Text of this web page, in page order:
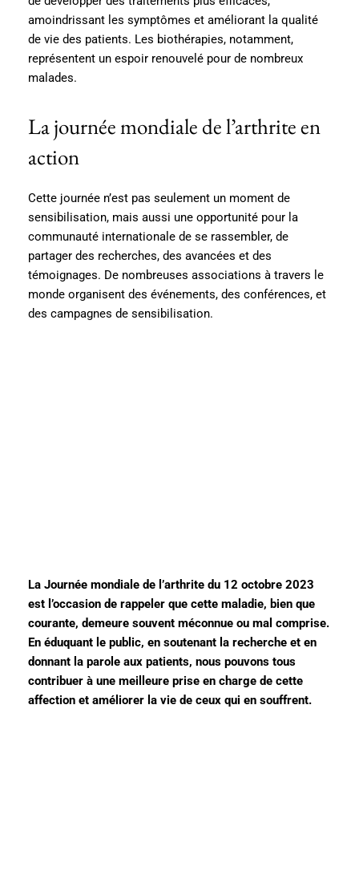
amoindrissant les symptômes et améliorant la qualité
de vie des patients. Les biothérapies, notamment,
représentent un espoir renouvelé pour de nombreux
malades.
La journée mondiale de l’arthrite en
action
Cette journée n’est pas seulement un moment de
sensibilisation, mais aussi une opportunité pour la
communauté internationale de se rassembler, de
partager des recherches, des avancées et des
témoignages. De nombreuses associations à travers le
monde organisent des événements, des conférences, et
des campagnes de sensibilisation.
La Journée mondiale de l’arthrite du 12 octobre 2023
est l’occasion de rappeler que cette maladie, bien que
courante, demeure souvent méconnue ou mal comprise.
En éduquant le public, en soutenant la recherche et en
donnant la parole aux patients, nous pouvons tous
contribuer à une meilleure prise en charge de cette
affection et améliorer la vie de ceux qui en souffrent.